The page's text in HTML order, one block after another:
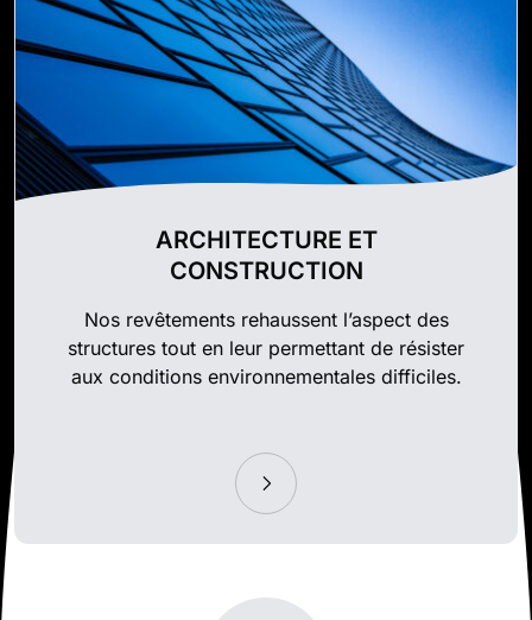
ARCHITECTURE ET
CONSTRUCTION
Nos revêtements rehaussent l’aspect des
structures tout en leur permettant de résister
aux conditions environnementales difficiles.